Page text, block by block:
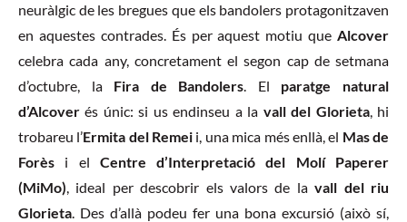
neuràlgic de les bregues que els bandolers protagonitzaven
en aquestes contrades. És per aquest motiu que Alcover
celebra cada any, concretament el segon cap de setmana
d’octubre, la Fira de Bandolers. El paratge natural
d’Alcover és únic: si us endinseu a la vall del Glorieta, hi
trobareu l’Ermita del Remei i, una mica més enllà, el Mas de
Forès i el Centre d’Interpretació del Molí Paperer
(MiMo), ideal per descobrir els valors de lavall del riu
Glorieta. Des d’allà podeu fer una bona excursió (això sí,